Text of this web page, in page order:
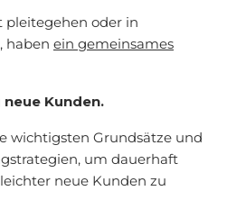
pleitegehen oder in
haben ein gemeinsames
Kunden.
wichtigsten Grundsätze und
um dauerhaft
neue Kunden zu